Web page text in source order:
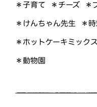
＊子育て ＊チーズ ＊
＊けんちゃん先生 ＊
＊ホットケーキミックス
＊動物園